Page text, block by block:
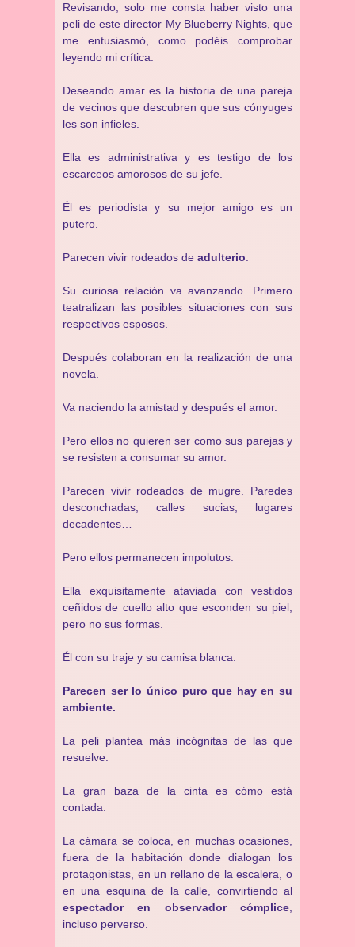
Revisando, solo me consta haber visto una
peli de este director My Blueberry Nights, que
me entusiasmó, como podéis comprobar
leyendo mi crítica.
Deseando amar es la historia de una pareja
de vecinos que descubren que sus cónyuges
les son infieles.
Ella es administrativa y es testigo de los
escarceos amorosos de su jefe.
Él es periodista y su mejor amigo es un
putero.
Parecen vivir rodeados de adulterio
Su curiosa relación va avanzando. Primero
teatralizan las posibles situaciones con sus
respectivos esposos.
Después colaboran en la realización de una
novela.
Va naciendo la amistad y después el amor.
Pero ellos no quieren ser como sus parejas y
se resisten a consumar su amor.
Parecen vivir rodeados de mugre. Paredes
desconchadas, calles sucias, lugares
decadentes…
Pero ellos permanecen impolutos.
Ella exquisitamente ataviada con vestidos
ceñidos de cuello alto que esconden su piel,
pero no sus formas.
Él con su traje y su camisa blanca.
Parecen ser lo único puro que hay en su
ambiente.
La peli plantea más incógnitas de las que
resuelve.
La gran baza de la cinta es cómo está
contada.
La cámara se coloca, en muchas ocasiones,
fuera de la habitación donde dialogan los
protagonistas, en un rellano de la escalera, o
en una esquina de la calle, convirtiendo al
espectador en observador cómplice
incluso perverso.